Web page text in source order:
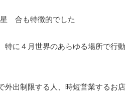
星 合も特徴的でした
特に４月世界のあらゆる場所で行動
外出制限する人、時短営業するお店